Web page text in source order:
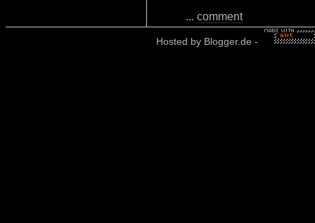
... comment
Hosted by Blogger.de -